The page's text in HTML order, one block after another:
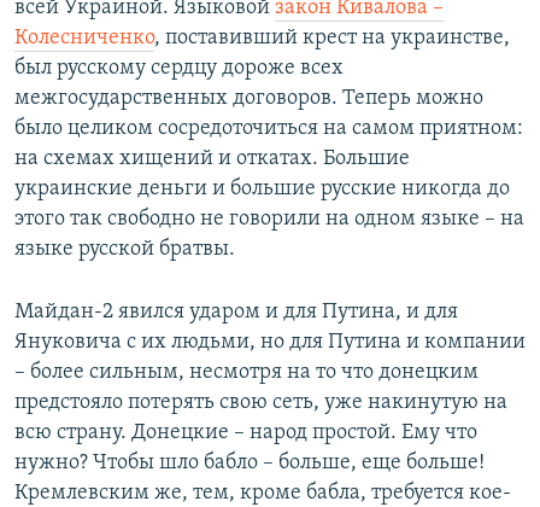
всей Украиной. Языковой закон Кивалова –
Колесниченко, поставивший крест на украинстве,
был русскому сердцу дороже всех
межгосударственных договоров. Теперь можно
было целиком сосредоточиться на самом приятном:
на схемах хищений и откатах. Большие
украинские деньги и большие русские никогда до
этого так свободно не говорили на одном языке – на
языке русской братвы.
Майдан-2 явился ударом и для Путина, и для
Януковича с их людьми, но для Путина и компании
– более сильным, несмотря на то что донецким
предстояло потерять свою сеть, уже накинутую на
всю страну. Донецкие – народ простой. Ему что
нужно? Чтобы шло бабло – больше, еще больше!
Кремлевским же, тем, кроме бабла, требуется кое-